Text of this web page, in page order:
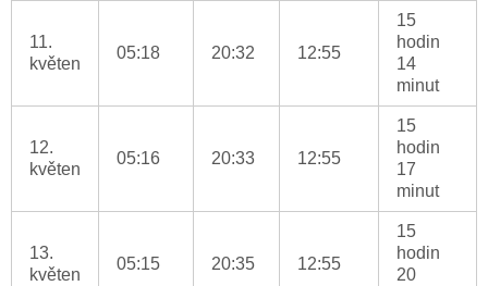
11.
květen
05:18 20:32 12:55
15
hodin
14
minut
12.
květen
05:16 20:33 12:55
15
hodin
17
minut
13.
květen
05:15 20:35 12:55
15
hodin
20